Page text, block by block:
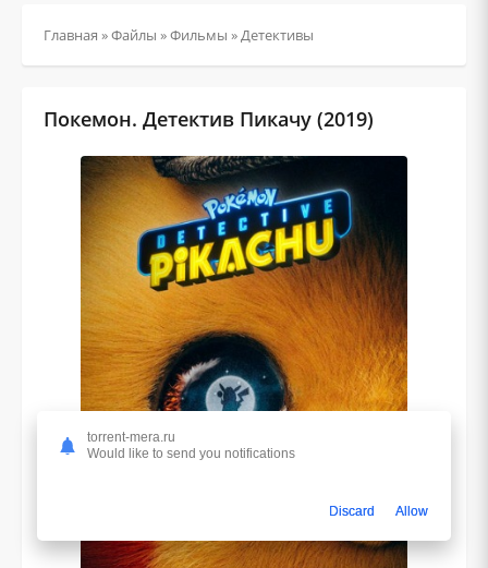
Главная »Файлы »Фильмы »Детективы
Покемон. Детектив Пикачу (2019)
torrent-mera.ru
Would like to send you notifications
Discard Allow